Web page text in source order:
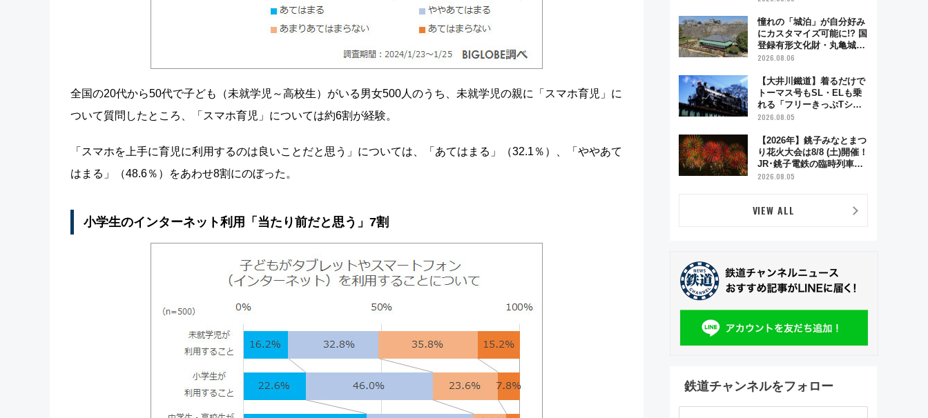
全国の20代から50代で子ども（未就学児～高校生）がいる男女500人のうち、未就学児の親に「スマホ育児」に
ついて質問したところ、「スマホ育児」については約6割が経験。
「スマホを上手に育児に利用するのは良いことだと思う」については、「あてはまる」（32.1％）、「ややあて
はまる」（48.6％）をあわせ8割にのぼった。
小学生のインターネット利用「当たり前だと思う」7割
憧れの「城泊」が自分好み
にカスタマイズ可能に!? 国
登録有形文化財・丸亀城
「延寿閣別館」にオーダー
生！
2026.08.06
【大井川鐵道】着るだけで
トーマス号もSL・ELも乗
れる「フリーきっぷTシャ
ツ」8月6日より受注販売
2026.08.05
【2026年】銚子みなとまつ
り花火大会は8/8 (土)開催！
JR･銚子電鉄の臨時列車や
アクセス情報、利根川に咲
2026.08.05
VIEW ALL
鉄道チャンネルをフォロー